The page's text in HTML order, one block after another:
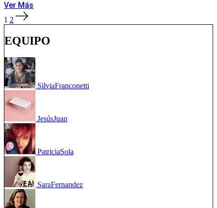
Ver Más
Paginación
de
1 2
EQUIPO
SilviaFranconetti
JesúsJuan
PatriciaSola
SaraFernandez